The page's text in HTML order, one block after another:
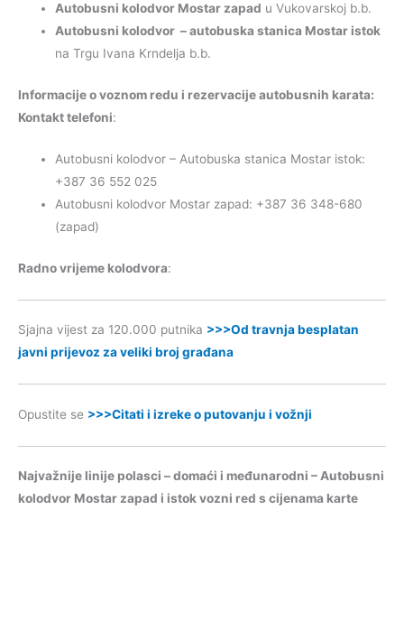
Autobusni kolodvor Mostar zapad u Vukovarskoj b.b.
Autobusni kolodvor – autobuska stanica Mostar istok
na Trgu Ivana Krndelja b.b.
Informacije o voznom redu i rezervacije autobusnih karata:
Kontakt telefoni:
Autobusni kolodvor – Autobuska stanica Mostar istok:
+387 36 552 025
Autobusni kolodvor Mostar zapad: +387 36 348-680
(zapad)
Radno vrijeme kolodvora:
Sjajna vijest za 120.000 putnika >>>Od travnja besplatan
javni prijevoz za veliki broj građana
Opustite se >>>Citati i izreke o putovanju i vožnji
Najvažnije linije polasci – domaći i međunarodni – Autobusni
kolodvor Mostar zapad i istok vozni red s cijenama karte